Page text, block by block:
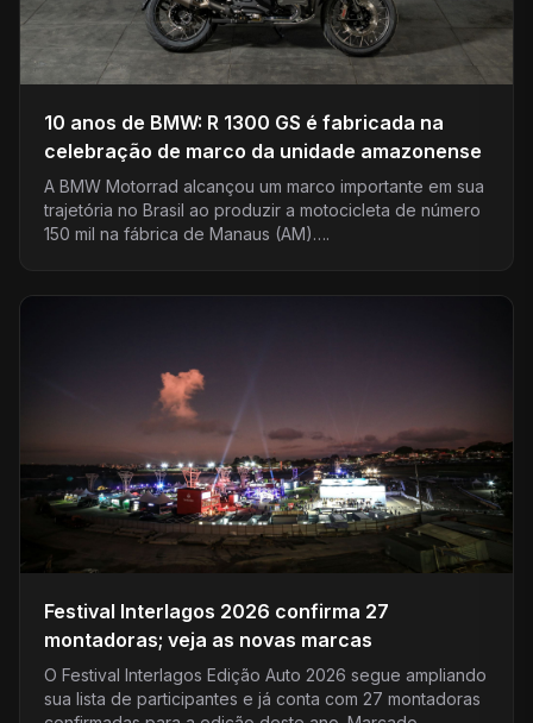
10 anos de BMW: R 1300 GS é fabricada na
celebração de marco da unidade amazonense
A BMW Motorrad alcançou um marco importante em sua
trajetória no Brasil ao produzir a motocicleta de número
150 mil na fábrica de Manaus (AM)….
Festival Interlagos 2026 confirma 27
montadoras; veja as novas marcas
O Festival Interlagos Edição Auto 2026 segue ampliando
sua lista de participantes e já conta com 27 montadoras